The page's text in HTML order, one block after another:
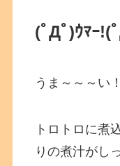
(ﾟДﾟ)ｳﾏｰ!(
うま～～～い
トロトロに煮
りの煮汁がし